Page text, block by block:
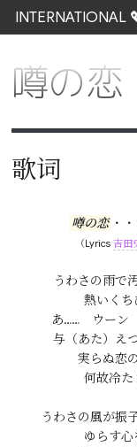
INTERNATIONAL
噂の恋
歌词
噂の恋 ・
（Lyrics吉田
うわさの雨で
熱いくち
あ……　ウーン
与（あた）え
実らぬ恋
何故冷た
うわさの風が振
ゆらす